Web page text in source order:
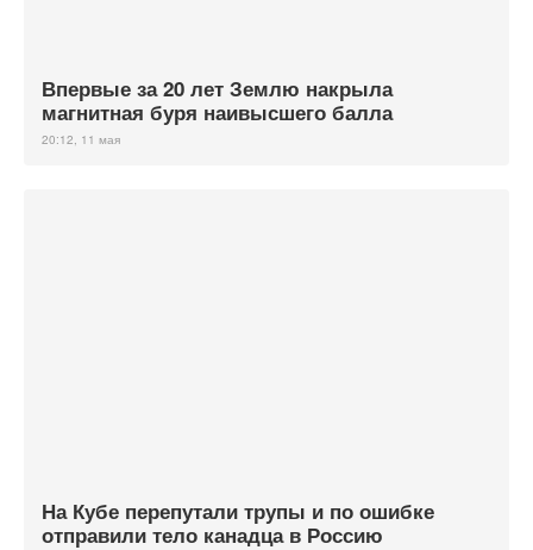
Впервые за 20 лет Землю накрыла
магнитная буря наивысшего балла
20:12, 11 мая
На Кубе перепутали трупы и по ошибке
отправили тело канадца в Россию